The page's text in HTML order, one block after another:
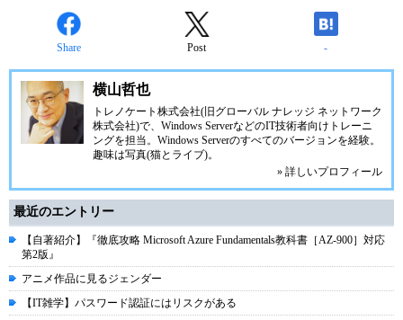
Share Post -
横山哲也
トレノケート株式会社(旧グローバル ナレッジ ネットワーク
株式会社)で、Windows ServerなどのIT技術者向けトレーニ
ングを担当。Windows Serverのすべてのバージョンを経験。
趣味は写真(猫とライブ)。
» 詳しいプロフィール
最近のエントリー
【自著紹介】『徹底攻略 Microsoft Azure Fundamentals教科書［AZ-900］対応
第2版』
アニメ作品に見るジェンダー
【IT雑学】パスワード認証にはリスクがある